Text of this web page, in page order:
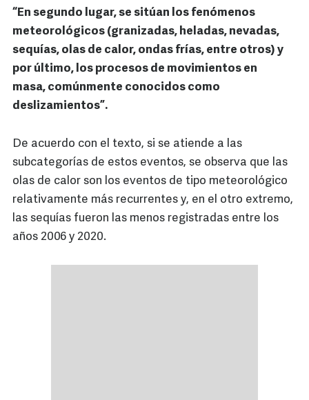
“En segundo lugar, se sitúan los fenómenos
meteorológicos (granizadas, heladas, nevadas,
sequías, olas de calor, ondas frías, entre otros) y
por último, los procesos de movimientos en
masa, comúnmente conocidos como
deslizamientos”.
De acuerdo con el texto, si se atiende a las
subcategorías de estos eventos, se observa que las
olas de calor son los eventos de tipo meteorológico
relativamente más recurrentes y, en el otro extremo,
las sequías fueron las menos registradas entre los
años 2006 y 2020.